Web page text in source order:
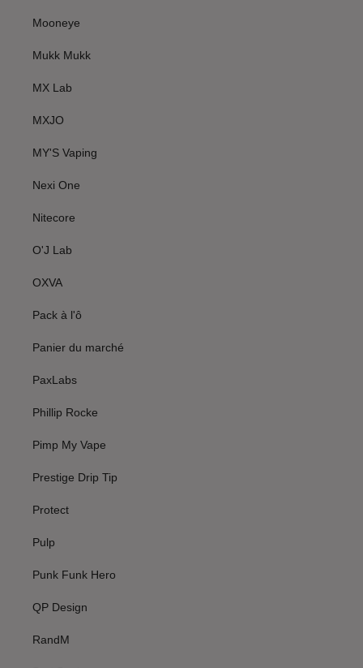
Mooneye
Mukk Mukk
MX Lab
MXJO
MY'S Vaping
Nexi One
Nitecore
O'J Lab
OXVA
Pack à l'ô
Panier du marché
PaxLabs
Phillip Rocke
Pimp My Vape
Prestige Drip Tip
Protect
Pulp
Punk Funk Hero
QP Design
RandM